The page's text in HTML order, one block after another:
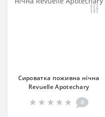
Сироватка поживна нічна
Revuelle Аpotechary
0